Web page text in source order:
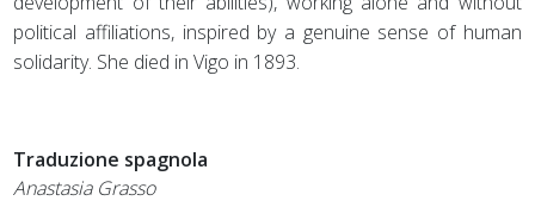
political affiliations, inspired by a genuine sense of human
solidarity. She died in Vigo in 1893.
Traduzione spagnola
Anastasia Grasso